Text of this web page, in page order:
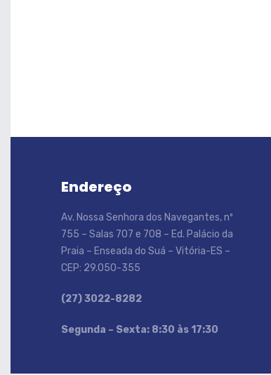
Endereço
Av. Nossa Senhora dos Navegantes, nº
755 – Salas 707 e 708 – Ed. Palácio da
Praia – Enseada do Suá – Vitória-ES –
CEP: 29.050-355
(27) 3022-8282
Segunda – Sexta: 8:30 às 17:30